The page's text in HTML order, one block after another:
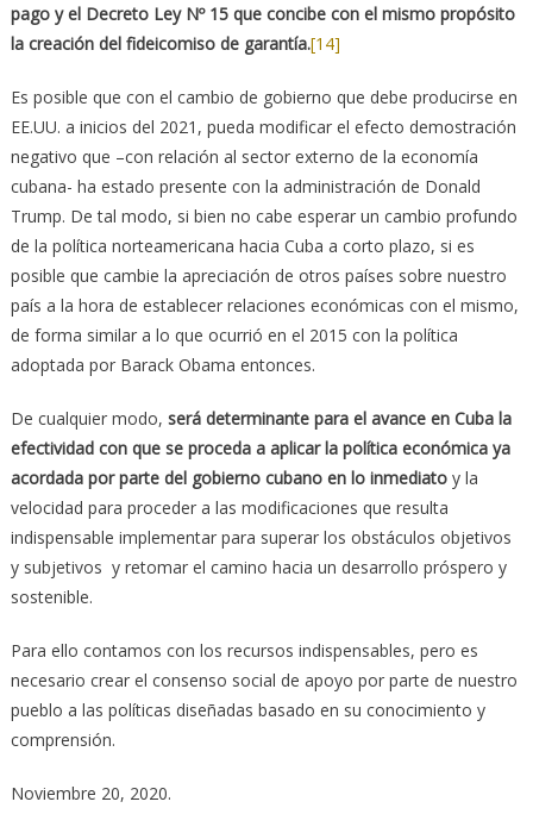
pago y el Decreto Ley Nº 15 que concibe con el mismo propósito
la creación del fideicomiso de garantía.[14]
Es posible que con el cambio de gobierno que debe producirse en
EE.UU. a inicios del 2021, pueda modificar el efecto demostración
negativo que –con relación al sector externo de la economía
cubana- ha estado presente con la administración de Donald
Trump. De tal modo, si bien no cabe esperar un cambio profundo
de la política norteamericana hacia Cuba a corto plazo, si es
posible que cambie la apreciación de otros países sobre nuestro
país a la hora de establecer relaciones económicas con el mismo,
de forma similar a lo que ocurrió en el 2015 con la política
adoptada por Barack Obama entonces.
De cualquier modo, será determinante para el avance en Cuba la
efectividad con que se proceda a aplicar la política económica ya
acordada por parte del gobierno cubano en lo inmediatoy la
velocidad para proceder a las modificaciones que resulta
indispensable implementar para superar los obstáculos objetivos
y subjetivos y retomar el camino hacia un desarrollo próspero y
sostenible.
Para ello contamos con los recursos indispensables, pero es
necesario crear el consenso social de apoyo por parte de nuestro
pueblo a las políticas diseñadas basado en su conocimiento y
comprensión.
Noviembre 20, 2020.